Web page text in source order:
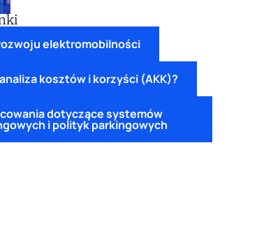
elektromobilności
kosztów i korzyści (AKK)?
dotyczące systemów
i polityk parkingowych